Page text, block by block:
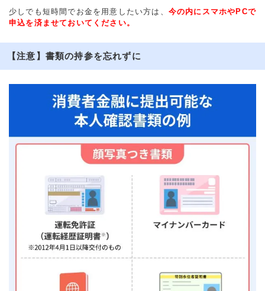
少しでも短時間でお金を用意したい方は、 今の内にスマホやPCで
申込を済ませておいてください。
【注意】書類の持参を忘れずに